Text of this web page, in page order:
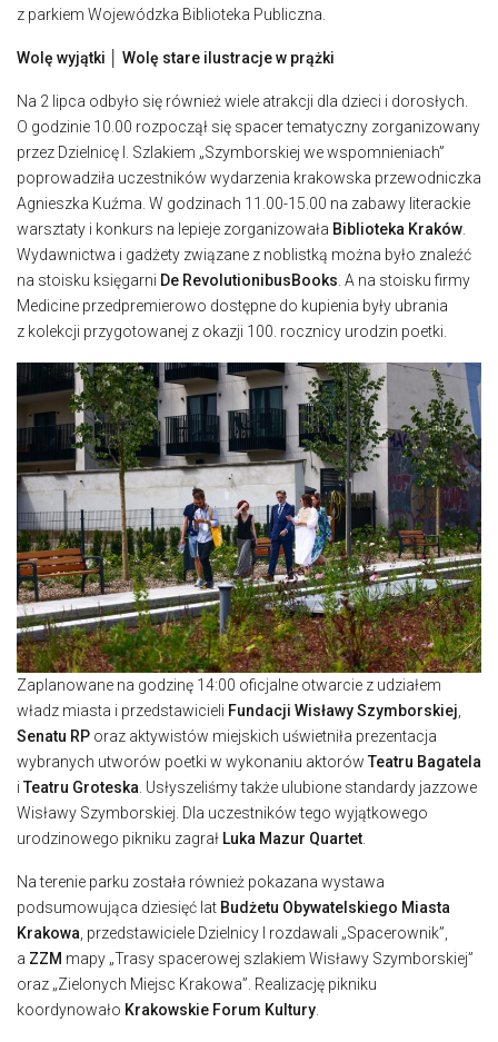
z parkiem Wojewódzka Biblioteka Publiczna.
Wolę wyjątki │ Wolę stare ilustracje w prążki
Na 2 lipca odbyło się również wiele atrakcji dla dzieci i dorosłych.
O godzinie 10.00 rozpoczął się spacer tematyczny zorganizowany
przez Dzielnicę I. Szlakiem „Szymborskiej we wspomnieniach”
poprowadziła uczestników wydarzenia krakowska przewodniczka
Agnieszka Kuźma. W godzinach 11.00-15.00 na zabawy literackie
warsztaty i konkurs na lepieje zorganizowała Biblioteka Kraków
Wydawnictwa i gadżety związane z noblistką można było znaleźć
na stoisku księgarni De RevolutionibusBooks . A na stoisku firmy
Medicine przedpremierowo dostępne do kupienia były ubrania
z kolekcji przygotowanej z okazji 100. rocznicy urodzin poetki.
Zaplanowane na godzinę 14:00 oficjalne otwarcie z udziałem
władz miasta i przedstawicieli Fundacji Wisławy Szymborskiej
Senatu RP oraz aktywistów miejskich uświetniła prezentacja
wybranych utworów poetki w wykonaniu aktorów Teatru Bagatela
i Teatru Groteska . Usłyszeliśmy także ulubione standardy jazzowe
Wisławy Szymborskiej. Dla uczestników tego wyjątkowego
urodzinowego pikniku zagrał Luka Mazur Quartet
Na terenie parku została również pokazana wystawa
podsumowująca dziesięć lat Budżetu Obywatelskiego Miasta
Krakowa , przedstawiciele Dzielnicy I rozdawali „Spacerownik”,
a ZZM mapy „Trasy spacerowej szlakiem Wisławy Szymborskiej”
oraz „Zielonych Miejsc Krakowa”. Realizację pikniku
koordynowało Krakowskie Forum Kultury